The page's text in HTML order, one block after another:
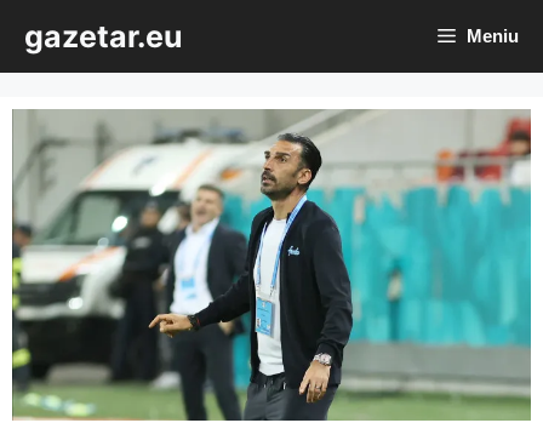
conținut
gazetar.eu Meniu